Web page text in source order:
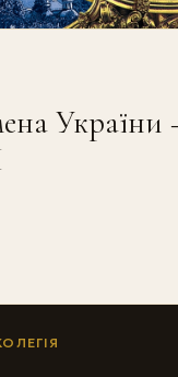
України